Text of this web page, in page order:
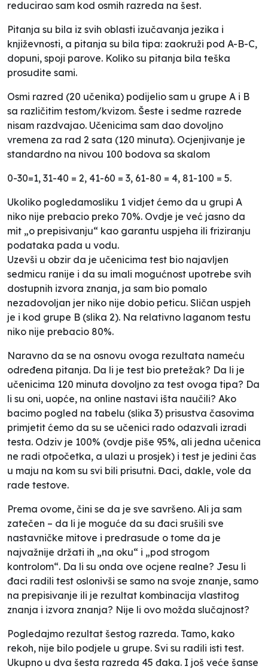
reducirao sam kod osmih razreda na šest.
Pitanja su bila iz svih oblasti izučavanja jezika i
književnosti, a pitanja su bila tipa: zaokruži pod A-B-C,
dopuni, spoji parove. Koliko su pitanja bila teška
prosudite sami.
Osmi razred (20 učenika) podijelio sam u grupe A i B
sa različitim testom/kvizom. Šeste i sedme razrede
nisam razdvajao. Učenicima sam dao dovoljno
vremena za rad 2 sata (120 minuta). Ocjenjivanje je
standardno na nivou 100 bodova sa skalom
0-30=1, 31-40 = 2, 41-60 = 3, 61-80 = 4, 81-100 = 5.
Ukoliko pogledamosliku 1 vidjet ćemo da u grupi A
niko nije prebacio preko 70%. Ovdje je već jasno da
mit „o prepisivanju“ kao garantu uspjeha ili friziranju
podataka pada u vodu.
Uzevši u obzir da je učenicima test bio najavljen
sedmicu ranije i da su imali mogućnost upotrebe svih
dostupnih izvora znanja, ja sam bio pomalo
nezadovoljan jer niko nije dobio peticu. Sličan uspjeh
je i kod grupe B (slika 2). Na relativno laganom testu
niko nije prebacio 80%.
Naravno da se na osnovu ovoga rezultata nameću
određena pitanja. Da li je test bio pretežak? Da li je
učenicima 120 minuta dovoljno za test ovoga tipa? Da
li su oni, uopće, na online nastavi išta naučili? Ako
bacimo pogled na tabelu (slika 3) prisustva časovima
primjetit ćemo da su se učenici rado odazvali izradi
testa. Odziv je 100% (ovdje piše 95%, ali jedna učenica
ne radi otpočetka, a ulazi u prosjek) i test je jedini čas
u maju na kom su svi bili prisutni. Đaci, dakle, vole da
rade testove.
Prema ovome, čini se da je sve savršeno. Ali ja sam
zatečen – da li je moguće da su đaci srušili sve
nastavničke mitove i predrasude o tome da je
najvažnije držati ih „na oku“ i „pod strogom
kontrolom“. Da li su onda ove ocjene realne? Jesu li
đaci radili test oslonivši se samo na svoje znanje, samo
na prepisivanje ili je rezultat kombinacija vlastitog
znanja i izvora znanja? Nije li ovo možda slučajnost?
Pogledajmo rezultat šestog razreda. Tamo, kako
rekoh, nije bilo podjele u grupe. Svi su radili isti test.
Ukupno u dva šesta razreda 45 đaka. I još veće šanse